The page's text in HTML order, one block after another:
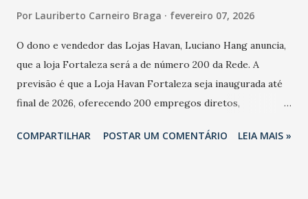
Por Lauriberto Carneiro Braga fevereiro 07, 2026
O dono e vendedor das Lojas Havan, Luciano Hang anuncia,
que a loja Fortaleza será a de número 200 da Rede. A
previsão é que a Loja Havan Fortaleza seja inaugurada até
final de 2026, oferecendo 200 empregos diretos,
Havan Fortaleza ainda não foi anunciada oficialmente, mas
COMPARTILHAR POSTAR UM COMENTÁRIO LEIA MAIS »